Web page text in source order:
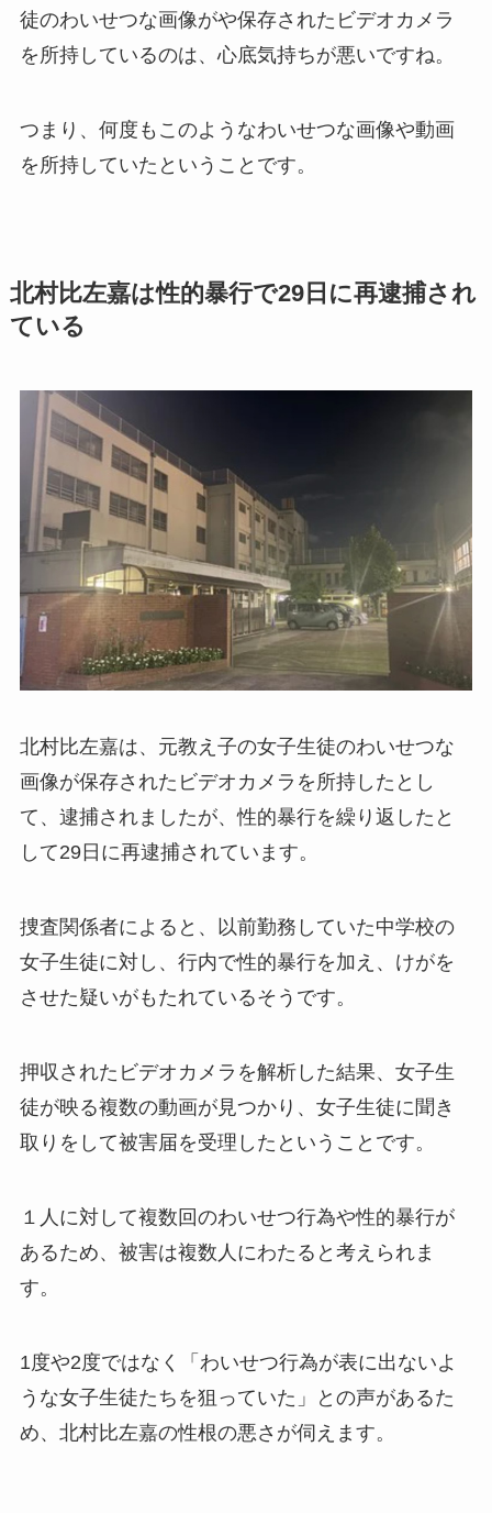
徒のわいせつな画像がや保存されたビデオカメラ
を所持しているのは、心底気持ちが悪いですね。
つまり、何度もこのようなわいせつな画像や動画
を所持していたということです。
北村比左嘉は性的暴行で29日に再逮捕され
ている
北村比左嘉は、元教え子の女子生徒のわいせつな
画像が保存されたビデオカメラを所持したとし
て、逮捕されましたが、性的暴行を繰り返したと
して29日に再逮捕されています。
捜査関係者によると、以前勤務していた中学校の
女子生徒に対し、行内で性的暴行を加え、けがを
させた疑いがもたれているそうです。
押収されたビデオカメラを解析した結果、女子生
徒が映る複数の動画が見つかり、女子生徒に聞き
取りをして被害届を受理したということです。
１人に対して複数回のわいせつ行為や性的暴行が
あるため、被害は複数人にわたると考えられま
す。
1度や2度ではなく「わいせつ行為が表に出ないよ
うな女子生徒たちを狙っていた」との声があるた
め、北村比左嘉の性根の悪さが伺えます。